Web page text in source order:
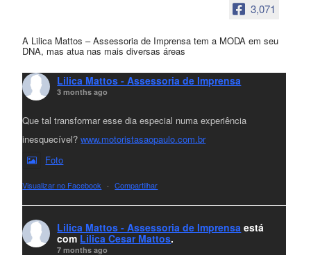
3,071
A Lilica Mattos – Assessoria de Imprensa tem a MODA em seu
DNA, mas atua nas mais diversas áreas
Lilica Mattos - Assessoria de Imprensa
3 months ago
Que tal transformar esse dia especial numa experiência
inesquecível?www.motoristasaopaulo.com.br
Foto
Visualizar no Facebook · Compartilhar
Lilica Mattos - Assessoria de Imprensa está
com Lilica Cesar Mattos.
7 months ago